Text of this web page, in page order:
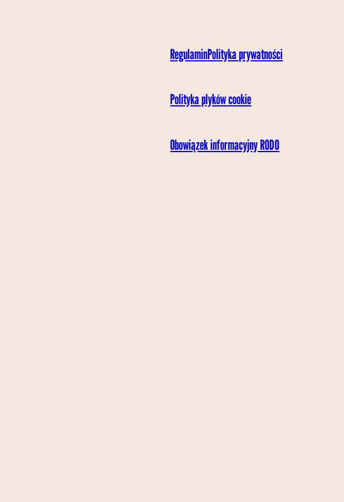
RegulaminPolityka prywatności
Polityka plyków cookie
Obowiązek informacyjny RODO